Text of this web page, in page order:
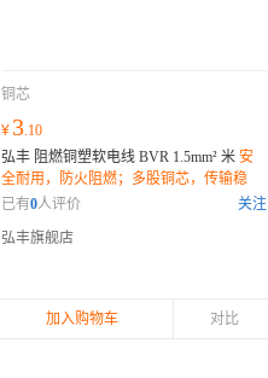
铜芯
¥ 3.10
弘丰 阻燃铜塑软电线 BVR 1.5mm² 米 安
全耐用，防火阻燃；多股铜芯，传输稳
定；柔韧易弯，安装便捷；
已有0人评价
关注
弘丰旗舰店
加入购物车 对比